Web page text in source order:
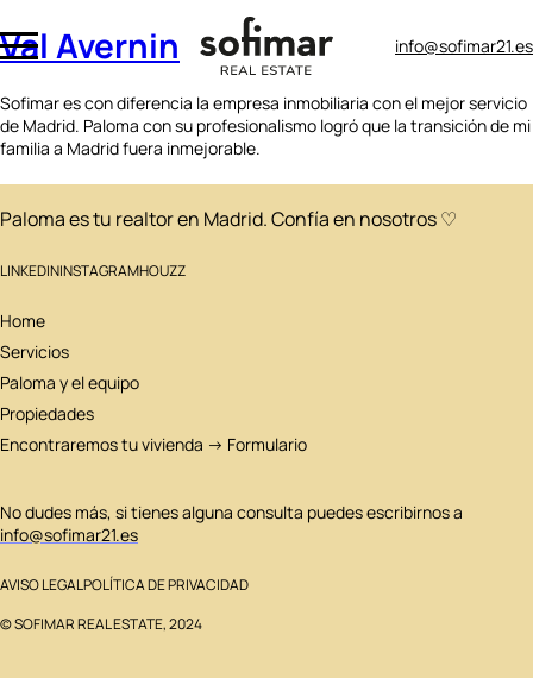
info@sofimar21.es
Val Avernin
Sofimar es con diferencia la empresa inmobiliaria con el mejor servicio
de Madrid. Paloma con su profesionalismo logró que la transición de mi
familia a Madrid fuera inmejorable.
Paloma es tu realtor en Madrid. Confía en nosotros ♡
LINKEDININSTAGRAMHOUZZ
Home
Servicios
Paloma y el equipo
Propiedades
Encontraremos tu vivienda → Formulario
No dudes más, si tienes alguna consulta puedes escribirnos a
info@sofimar21.es
AVISO LEGALPOLÍTICA DE PRIVACIDAD
© SOFIMAR REAL ESTATE, 2024